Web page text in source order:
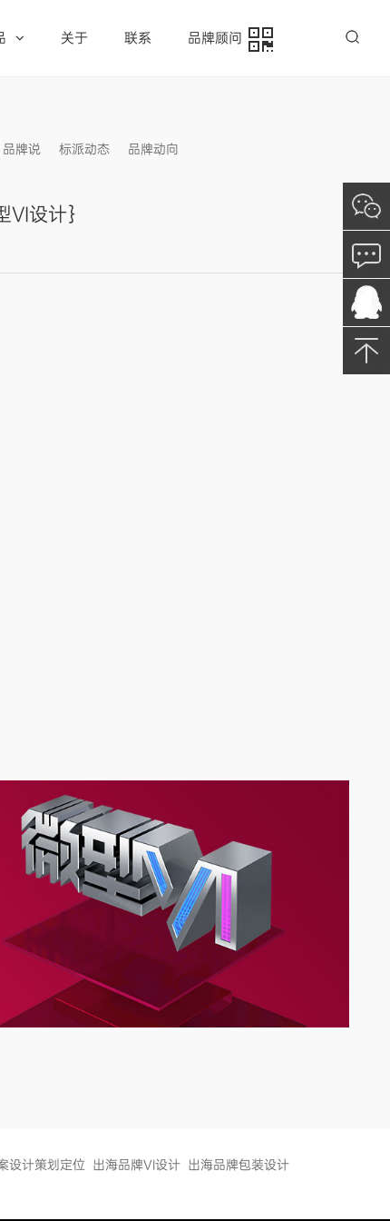
关于 联系 品牌顾问
品牌说 标派动态 品牌动向
设计｝
设计策划定位 出海品牌VI设计 出海品牌包装设计